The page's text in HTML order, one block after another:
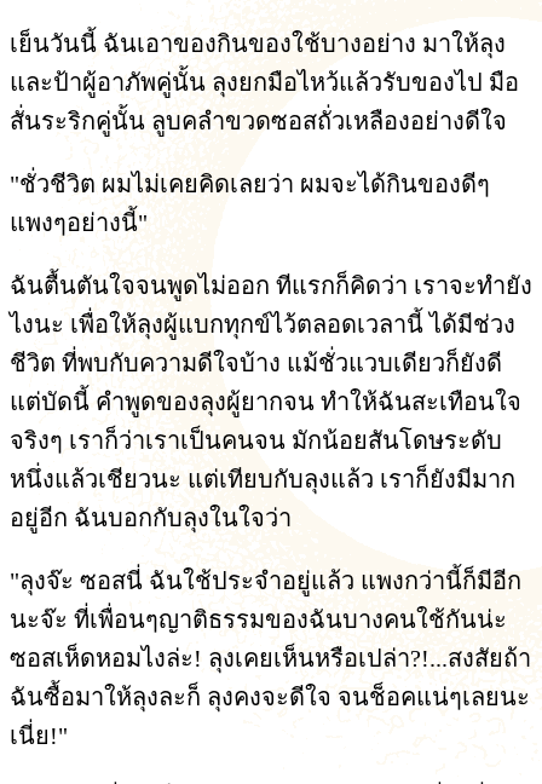
เย็นวันนี้ ฉันเอาของกินของใช้บางอย่าง มาให้ลุง
และป้าผู้อาภัพคู่นั้น ลุงยกมือไหว้แล้วรับของไป มือ
สั่นระริกคู่นั้น ลูบคลำขวดซอสถั่วเหลืองอย่างดีใจ
"ชั่วชีวิต ผมไม่เคยคิดเลยว่า ผมจะได้กินของดีๆ
แพงๆอย่างนี้"
ฉันตื้นตันใจจนพูดไม่ออก ทีแรกก็คิดว่า เราจะทำยัง
ไงนะ เพื่อให้ลุงผู้แบกทุกข์ไว้ตลอดเวลานี้ ได้มีช่วง
ชีวิต ที่พบกับความดีใจบ้าง แม้ชั่วแวบเดียวก็ยังดี
แต่บัดนี้ คำพูดของลุงผู้ยากจน ทำให้ฉันสะเทือนใจ
จริงๆ เราก็ว่าเราเป็นคนจน มักน้อยสันโดษระดับ
หนึ่งแล้วเชียวนะ แต่เทียบกับลุงแล้ว เราก็ยังมีมาก
อยู่อีก ฉันบอกกับลุงในใจว่า
"ลุงจ๊ะ ซอสนี่ ฉันใช้ประจำอยู่แล้ว แพงกว่านี้ก็มีอีก
นะจ๊ะ ที่เพื่อนๆญาติธรรมของฉันบางคนใช้กันน่ะ
ซอสเห็ดหอมไงล่ะ! ลุงเคยเห็นหรือเปล่า?!...สงสัยถ้า
ฉันซื้อมาให้ลุงละก็ ลุงคงจะดีใจ จนช็อคแน่ๆเลยนะ
เนี่ย!"